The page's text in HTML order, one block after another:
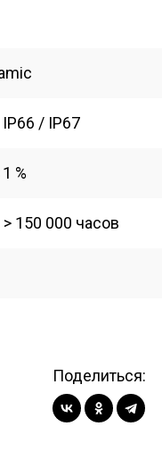
IP66 / IP67
1 %
> 150 000 часов
Поделиться: